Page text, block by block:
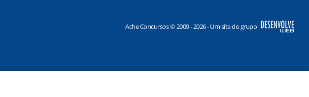
Ache Concursos © 2009 - 2026 - Um site do grupo